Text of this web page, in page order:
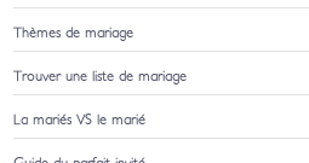
Thèmes de mariage
Trouver une liste de mariage
La mariés VS le marié